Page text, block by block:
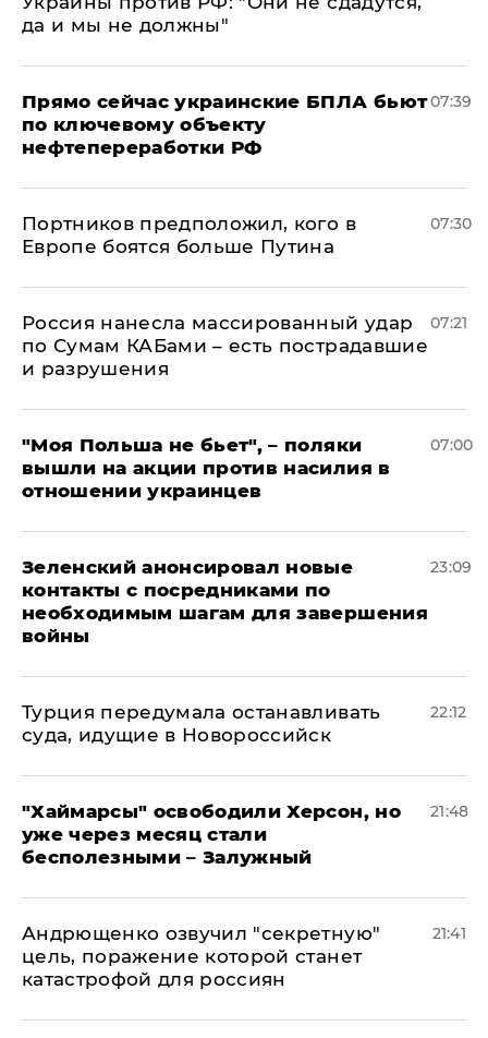
да и мы не должны"
Прямо сейчас украинские БПЛА бьют
по ключевому объекту
нефтепереработки РФ
07:39
Портников предположил, кого в
Европе боятся больше Путина
07:30
Россия нанесла массированный удар
по Сумам КАБами – есть пострадавшие
и разрушения
07:21
"Моя Польша не бьет", – поляки
вышли на акции против насилия в
отношении украинцев
07:00
Зеленский анонсировал новые
контакты с посредниками по
необходимым шагам для завершения
войны
23:09
Турция передумала останавливать
суда, идущие в Новороссийск
22:12
"Хаймарсы" освободили Херсон, но
уже через месяц стали
бесполезными – Залужный
21:48
Андрющенко озвучил "секретную"
цель, поражение которой станет
катастрофой для россиян
21:41